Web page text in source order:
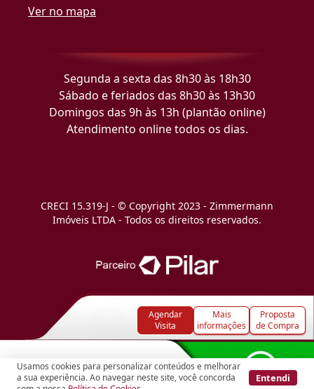
Usamos cookies para personalizar conteúdos e melhorar
a sua experiência. Ao navegar neste site, você concorda
Entendi
Agendar
Visita
Mais
informações
Proposta
de Compra
Ver no mapa
Segunda a sexta das 8h30 às 18h30
Sábado e feriados das 8h30 às 13h30
Domingos das 9h às 13h (plantão online)
Atendimento online todos os dias.
CRECI 15.319-J - © Copyright 2023 - Zimmermann
Imóveis LTDA - Todos os direitos reservados.